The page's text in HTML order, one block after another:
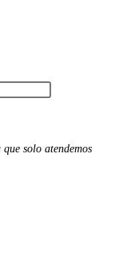
solo atendemos